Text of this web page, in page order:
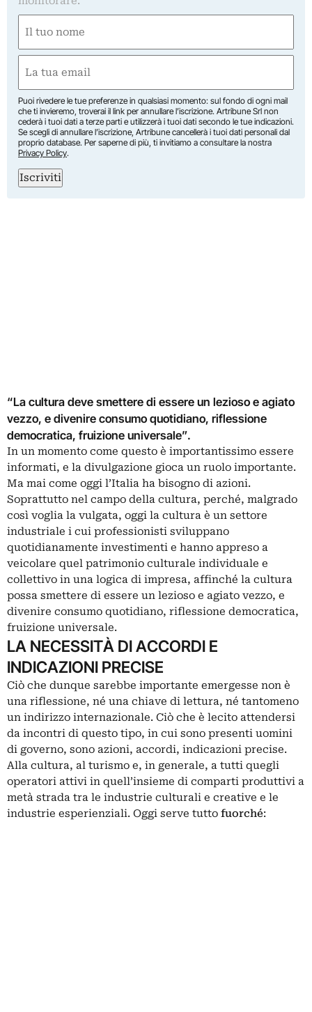
(Obbligatorio)
Nome
(Obbligatorio)
Puoi rivedere le tue preferenze in qualsiasi momento: sul fondo di ogni mail
che ti invieremo, troverai il link per annullare l’iscrizione. Artribune Srl non
cederà i tuoi dati a terze parti e utilizzerà i tuoi dati secondo le tue indicazioni.
Se scegli di annullare l’iscrizione, Artribune cancellerà i tuoi dati personali dal
proprio database. Per saperne di più, ti invitiamo a consultare la nostra
Privacy Policy.
Iscriviti
“La cultura deve smettere di essere un lezioso e agiato
vezzo, e divenire consumo quotidiano, riflessione
democratica, fruizione universale”.
In un momento come questo è importantissimo essere
informati, e la divulgazione gioca un ruolo importante.
Ma mai come oggi l’Italia ha bisogno di azioni.
Soprattutto nel campo della cultura, perché, malgrado
così voglia la vulgata, oggi la cultura è un settore
industriale i cui professionisti sviluppano
quotidianamente investimenti e hanno appreso a
veicolare quel patrimonio culturale individuale e
collettivo in una logica di impresa, affinché la cultura
possa smettere di essere un lezioso e agiato vezzo, e
divenire consumo quotidiano, riflessione democratica,
fruizione universale.
LA NECESSITÀ DI ACCORDI E
INDICAZIONI PRECISE
Ciò che dunque sarebbe importante emergesse non è
una riflessione, né una chiave di lettura, né tantomeno
un indirizzo internazionale. Ciò che è lecito attendersi
da incontri di questo tipo, in cui sono presenti uomini
di governo, sono azioni, accordi, indicazioni precise.
Alla cultura, al turismo e, in generale, a tutti quegli
operatori attivi in quell’insieme di comparti produttivi a
metà strada tra le industrie culturali e creative e le
industrie esperienziali. Oggi serve tutto fuorché: